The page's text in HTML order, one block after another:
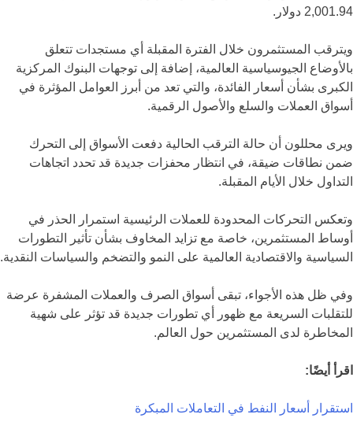
2,001.94 دولار.
ويترقب المستثمرون خلال الفترة المقبلة أي مستجدات تتعلق
بالأوضاع الجيوسياسية العالمية، إضافة إلى توجهات البنوك المركزية
الكبرى بشأن أسعار الفائدة، والتي تعد من أبرز العوامل المؤثرة في
أسواق العملات والسلع والأصول الرقمية.
ويرى محللون أن حالة الترقب الحالية دفعت الأسواق إلى التحرك
ضمن نطاقات ضيقة، في انتظار محفزات جديدة قد تحدد اتجاهات
التداول خلال الأيام المقبلة.
وتعكس التحركات المحدودة للعملات الرئيسية استمرار الحذر في
أوساط المستثمرين، خاصة مع تزايد المخاوف بشأن تأثير التطورات
السياسية والاقتصادية العالمية على النمو والتضخم والسياسات النقدية.
وفي ظل هذه الأجواء، تبقى أسواق الصرف والعملات المشفرة عرضة
للتقلبات السريعة مع ظهور أي تطورات جديدة قد تؤثر على شهية
المخاطرة لدى المستثمرين حول العالم.
اقرأ أيضًا:
استقرار أسعار النفط في التعاملات المبكرة